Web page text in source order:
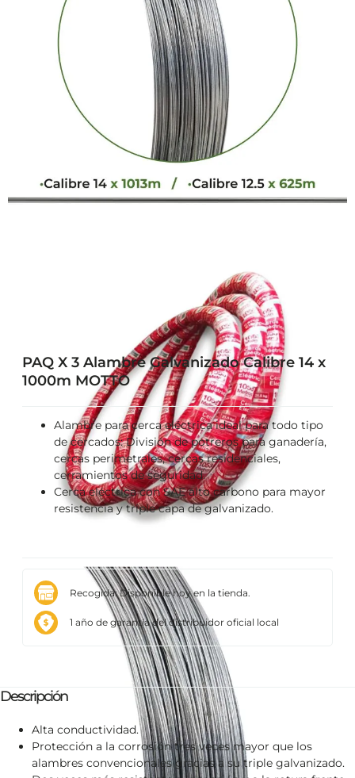
PAQ X 3 Alambre Galvanizado Calibre 14 x
1000m MOTTO
Alambre para cerca eléctrica ideal para todo tipo
de cercados: División de potreros para ganadería,
cercas perimetrales, cercas residenciales,
cerramientos de seguridad.
Cerca eléctrica con SAE alto carbono para mayor
resistencia y triple capa de galvanizado.
Recogida: Disponible hoy en la tienda.
1 año de garantía del distribuidor oficial local
Descripción
Alta conductividad.
Protección a la corrosión tres veces mayor que los
alambres convencionales gracias a su triple galvanizado.